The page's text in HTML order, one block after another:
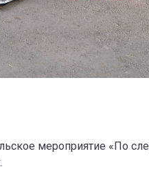
мероприятие «По